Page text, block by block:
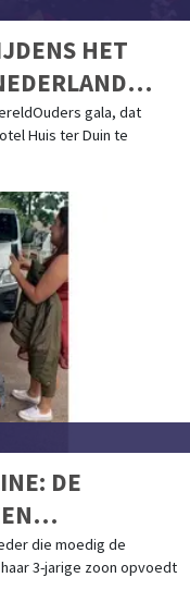
HET
VAN
EN PERU
gala, dat
Huis ter Duin te
DE
die moedig de
3-jarige zoon opvoedt